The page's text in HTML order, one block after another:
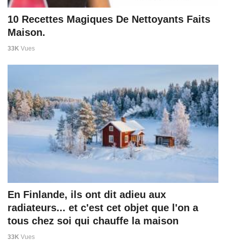
10 Recettes Magiques De Nettoyants Faits
Maison.
33K Vues
En Finlande, ils ont dit adieu aux
radiateurs... et c'est cet objet que l'on a
tous chez soi qui chauffe la maison
33K Vues